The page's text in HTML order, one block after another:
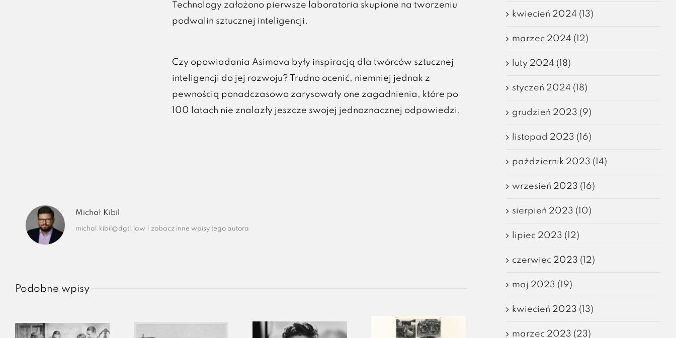
Technology założono pierwsze laboratoria skupione na tworzeniu
podwalin sztucznej inteligencji.
Czy opowiadania Asimova były inspiracją dla twórców sztucznej
inteligencji do jej rozwoju? Trudno ocenić, niemniej jednak z
pewnością ponadczasowo zarysowały one zagadnienia, które po
100 latach nie znalazły jeszcze swojej jednoznacznej odpowiedzi.
Michał Kibil
michal.kibil@dgtl.law zobacz inne wpisy tego autora
Podobne wpisy
kwiecień 2024 (13)
marzec 2024 (12)
luty 2024 (18)
styczeń 2024 (18)
grudzień 2023 (9)
listopad 2023 (16)
październik 2023 (14)
wrzesień 2023 (16)
sierpień 2023 (10)
lipiec 2023 (12)
czerwiec 2023 (12)
maj 2023 (19)
kwiecień 2023 (13)
marzec 2023 (23)